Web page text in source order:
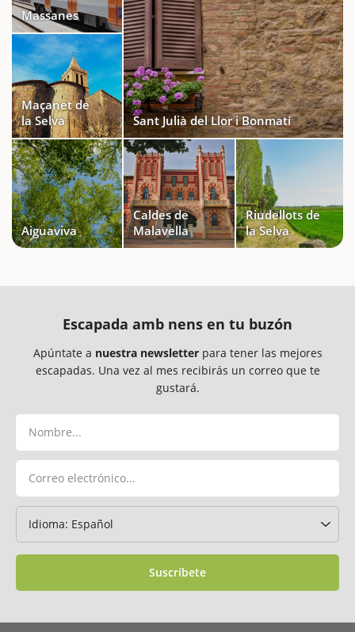
Massanes
Maçanet de
la Selva
Sant Julià del Llor i Bonmatí
Aiguaviva
Caldes de
Malavella
Riudellots de
la Selva
Escapada amb nens en tu buzón
Apúntate a nuestra newsletterpara tener las mejores
escapadas. Una vez al mes recibirás un correo que te
gustará.
Suscríbete